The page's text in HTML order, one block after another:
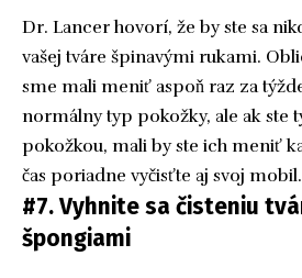
Dr. Lancer hovorí, že by ste sa
vašej tváre špinavými rukami.
sme mali meniť aspoň raz za
normálny typ pokožky, ale ak ste
pokožkou, mali by ste ich meniť
čas poriadne vyčisťte aj svoj mobil.
#7. Vyhnite sa čisteniu
špongiami